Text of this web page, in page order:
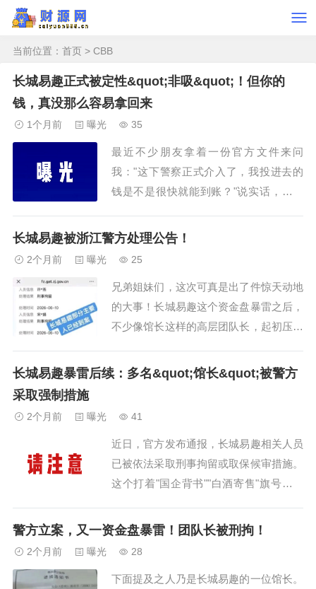
当前位置： 首页 > CBB
长城易趣正式被定性&quot;非吸&quot;！但你的
钱，真没那么容易拿回来
1个月前 曝光 35
最近不少朋友拿着一份官方文件来问
我："这下警察正式介入了，我投进去的
钱是不是很快就能到账？"说实话，看到
个幻想。但该说的话必须说：‌案件立了，
楚...
长城易趣被浙江警方处理公告！
2个月前 曝光 25
兄弟姐妹们，这次可真是出了件惊天动地
的大事！长城易趣这个资金盘暴雷之后，
不少像馆长这样的高层团队长，起初压根
一桩，没啥大不了的。然而，这次他们实
名核心人员，因...
长城易趣暴雷后续：多名&quot;馆长&quot;被警方
采取强制措施
2个月前 曝光 41
近日，官方发布通报，长城易趣相关人员
已被依法采取刑事拘留或取保候审措施。
这个打着"国企背书""白酒寄售"旗号、涉
盘，终于迎来了法律的重拳。暴雷之初，
警方立案，又一资金盘暴雷！团队长被刑拘！
2个月前 曝光 28
下面提及之人乃是长城易趣的一位馆长。